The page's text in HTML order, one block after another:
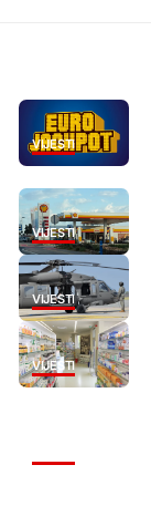
VIJESTI
VIJESTI
VIJESTI
VIJESTI